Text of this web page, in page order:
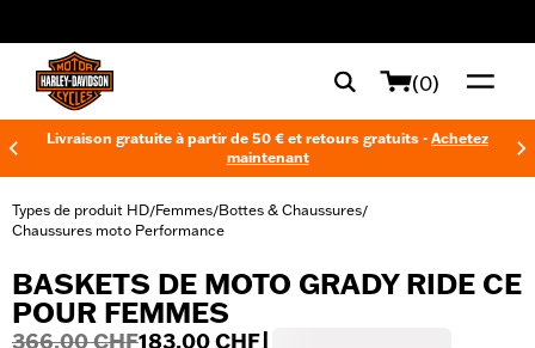
(0)
Livraison gratuite à partir de 50 € et retours gratuits - Achetez
maintenant
Types de produit HD/Femmes/Bottes & Chaussures/
Chaussures moto Performance
BASKETS DE MOTO GRADY RIDE CE
POUR FEMMES
366,00 CHF183,00 CHF